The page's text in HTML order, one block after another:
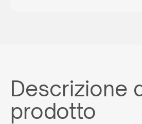
Descrizione
prodotto